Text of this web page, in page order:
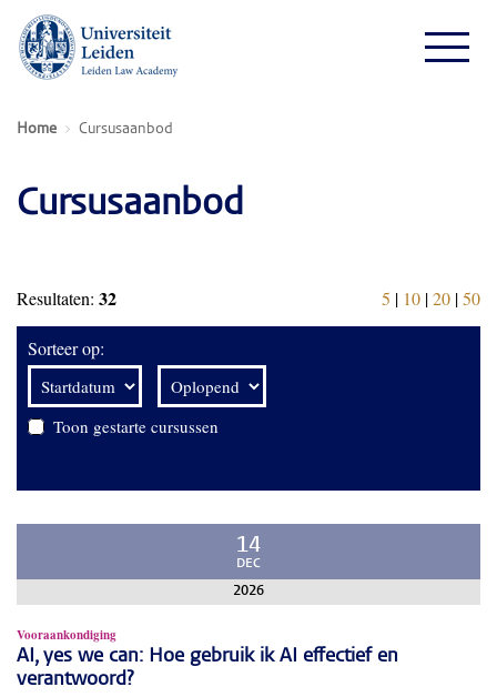
Home Cursusaanbod
Cursusaanbod
Resultaten: 32 5 | 10 |20 |50
Sorteer op:
Toon gestarte cursussen
14
DEC
2026
Vooraankondiging
AI, yes we can: Hoe gebruik ik AI effectief en
verantwoord?